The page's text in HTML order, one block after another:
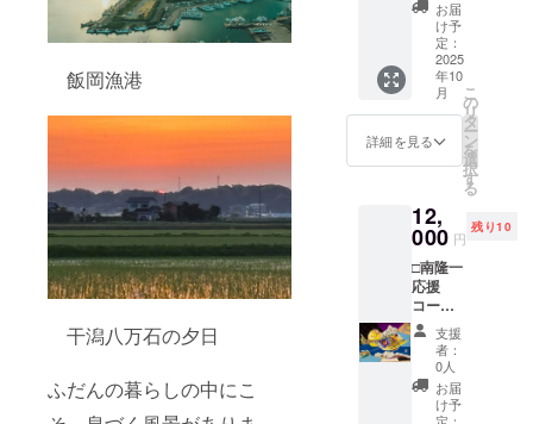
飯岡漁港
干潟八万石の夕日
ふだんの暮らしの中にこ
載を希
望され
るお名
前をご
記入く
ださい
※
写真の
ジで
す。
作家の
インス
ピレー
ション
により
ます
が、壁
に手書
掲示す
る可能
性が高
いです
・注意
事項：
支援
時、必
ず備考
欄に掲
載を希
名、
ニック
ネー
ム、匿
名希望
も可）
を「備
考欄」
・掲示
方法：
インス
ピレー
ション
により
ます
が、壁
に手書
きもし
編み小
物＋ガ
イド
ブック
２冊＋
支援者
様のお
名前を
間中、
Magic
of yarn
名智岬
作品の
近くに
掲示致
しま
す。掲
示して
ほしい
お届
け予
定：
2025
年10
月
詳細を見る
こ
の
リ
タ
ー
ン
を
選
択
す
る
12,
000 円
残り10
□南隆一
応援
コース□
作家制
作の
2026年
オリジ
ナルカ
支援
者：
0人
お届
け予